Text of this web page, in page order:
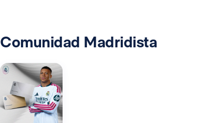
Comunidad Madridista